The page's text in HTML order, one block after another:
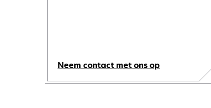
Neem contact met ons op